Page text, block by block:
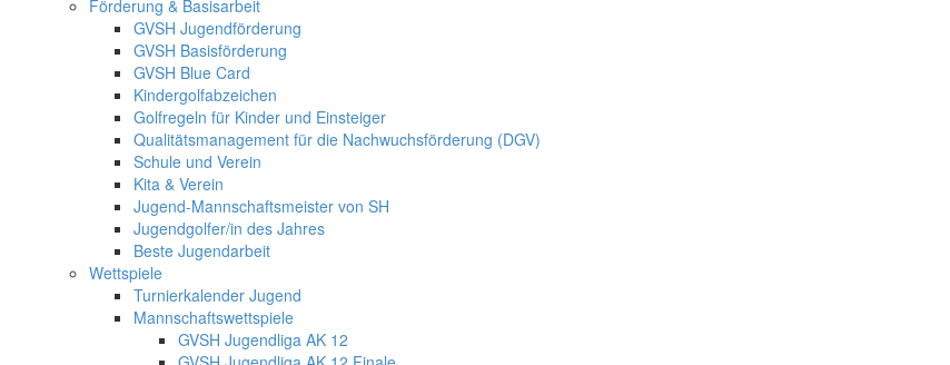
Förderung & Basisarbeit
GVSH Jugendförderung
GVSH Basisförderung
GVSH Blue Card
Kindergolfabzeichen
Golfregeln für Kinder und Einsteiger
Qualitätsmanagement für die Nachwuchsförderung (DGV)
Schule und Verein
Kita & Verein
Jugend-Mannschaftsmeister von SH
Jugendgolfer/in des Jahres
Beste Jugendarbeit
Wettspiele
Turnierkalender Jugend
Mannschaftswettspiele
GVSH Jugendliga AK 12